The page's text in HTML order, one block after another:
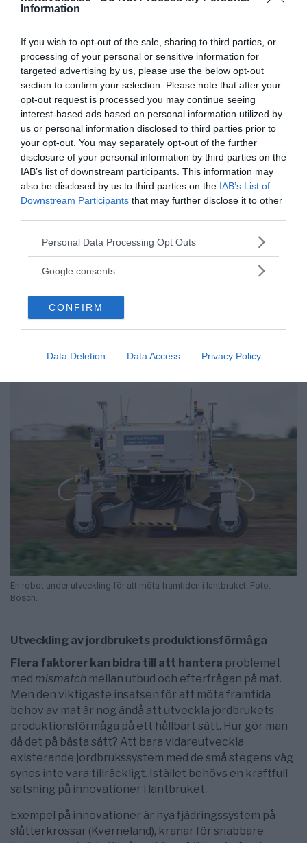
Information
If you wish to opt-out of the sale, sharing to third parties, or
processing of your personal or sensitive information for
targeted advertising by us, please use the below opt-out
section to confirm your selection. Please note that after your
opt-out request is processed you may continue seeing
interest-based ads based on personal information utilized by
us or personal information disclosed to third parties prior to
your opt-out. You may separately opt-out of the further
disclosure of your personal information by third parties on the
IAB’s list of downstream participants. This information may
also be disclosed by us to third parties on the IAB’s List of
Downstream Participants that may further disclose it to other
Please note that this website/app uses one or more Google
not limited to your visit or usage behaviour. You may click to
use your data for below specified purposes in below Google
consent section.
Personal Data Processing Opt Outs
Google consents
CONFIRM
Data Deletion Data Access Privacy Policy
reklambyråbranschen känt till i decennier. Redan i
kunde man läsa följande i inledningen till kapitel 10:
”To sell shaving soap to the peasants of Russia one
would first need to change their beard wearing
habits. The cost would be excessive.”
Eller översatt till svenska: “Att förändra folks vanor är
mycket dyrbart. För att kunna sälja raktvål till ryska
bönder måste man först ändra deras vana att bära
skägg. Kostnaden för det skulle vara betydande.”
Några menar att om det inte går att ändra folks
lagstiftning. Denna
åtgärd kan dock stå i strid med
FN:s deklaration om
mänskliga rättigheterantagen 10 december 1948 av
FNs generalförsamling, där det i t.ex. Artikel 27 står att
Envarhar rätt att fritt ta del av samhällets kulturella liv”
kulturella livet.
En robot under utveckling för att möta framtiden i lantbruket. Foto:
Bosch.
Utveckling av jordbrukets produktionsförmåga
Flera faktorer kan bidra till att hantera problemet
med mismatch mellan utbud och efterfrågan på mat.
Men den viktigaste insatsen för att möta framtida
behov av mat är nog ändå att utveckla jordbrukets
produktionsförmåga på ett hållbart sätt. Hur gör man
då det på bästa sätt? Att bara vidareutveckla
existerande jordbrukssystem med de små stegens väg
synes inte vara tillräckligt. Istället behövs en kraftfull
satsning på innovationer i lantbruket.
Exempel på innovationer är nya fjädringssystem på
slåtterkrossar (Kverneland), kranar för snabbare